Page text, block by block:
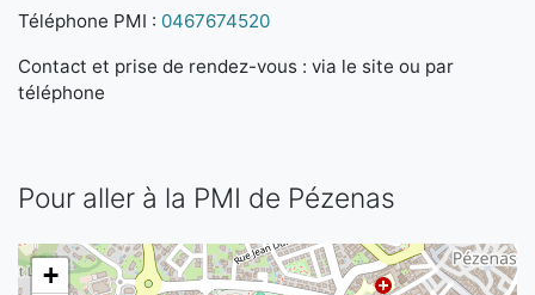
Téléphone PMI : 0467674520
Contact et prise de rendez-vous : via le site ou par
téléphone
Pour aller à la PMI de Pézenas
+